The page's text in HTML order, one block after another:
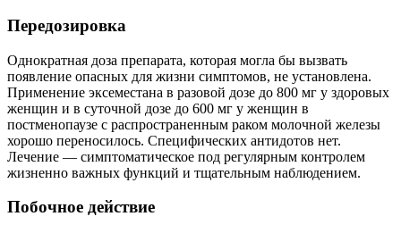
Передозировка
Однократная доза препарата, которая могла бы вызвать
появление опасных для жизни симптомов, не установлена.
Применение эксеместана в разовой дозе до 800 мг у здоровых
женщин и в суточной дозе до 600 мг у женщин в
постменопаузе с распространенным раком молочной железы
хорошо переносилось. Специфических антидотов нет.
Лечение — симптоматическое под регулярным контролем
жизненно важных функций и тщательным наблюдением.
Побочное действие